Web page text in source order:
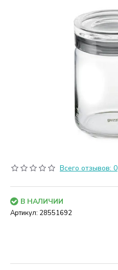
Всего отзывов: 0
В НАЛИЧИИ
Артикул: 28551692